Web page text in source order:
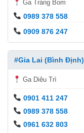
Ga Trảng Bom
0989 378 558
0909 876 247
#Gia Lai (Bình Định)
Ga Diêu Trì
0901 411 247
0989 378 558
0961 632 803